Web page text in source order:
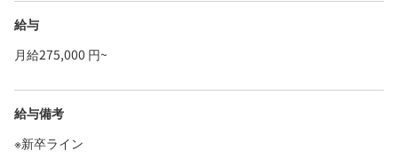
給与
月給275,000 円~
給与備考
※新卒ライン